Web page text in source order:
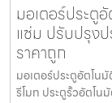
มอเตอร์ประตู
แซ่ม ปรับปรุง
ราคาถูก
มอเตอร์ประตูอัตโน
รีโมท ประตูรั้วอัตโน